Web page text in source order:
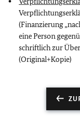
(Finanzierung
eine Person
schriftlich zur
(Original+Kopie)